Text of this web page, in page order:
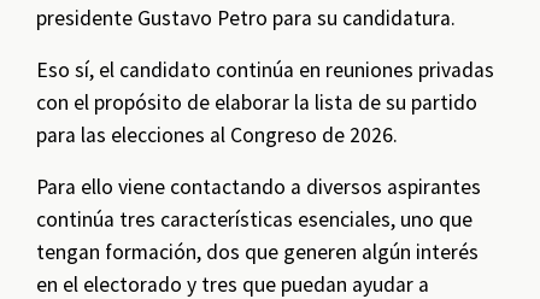
presidente Gustavo Petro para su candidatura.
Eso sí, el candidato continúa en reuniones privadas
con el propósito de elaborar la lista de su partido
para las elecciones al Congreso de 2026.
Para ello viene contactando a diversos aspirantes
continúa tres características esenciales, uno que
tengan formación, dos que generen algún interés
en el electorado y tres que puedan ayudar a